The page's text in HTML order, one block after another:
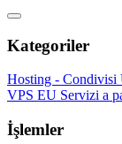
Kategoriler
Hosting - Condivisi
VPS EU Servizi a
İşlemler